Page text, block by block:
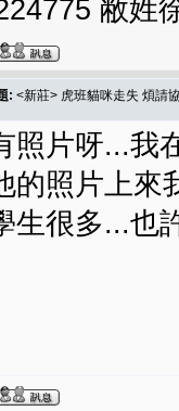
敝姓
: <新莊> 虎班貓咪走失 煩請
照片呀...我
的照片上來
生很多...也